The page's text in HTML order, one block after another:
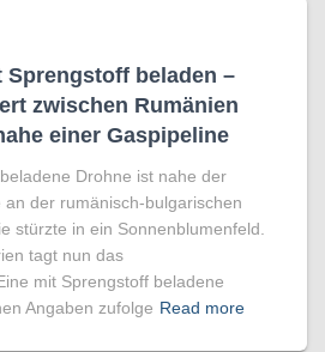
Sprengstoff beladen –
zwischen Rumänien
einer Gaspipeline
Drohne ist nahe der
der rumänisch-bulgarischen
stürzte in ein Sonnenblumenfeld.
tagt nun das
mit Sprengstoff beladene
Angaben zufolge Read more